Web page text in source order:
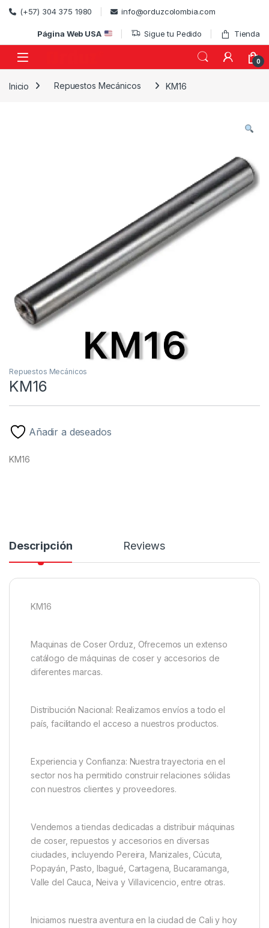
Skip to navigation
Skip to content
(+57) 304 375 1980 info@orduzcolombia.com
Página Web USA Sigue tu Pedido Tienda
0
Inicio Repuestos Mecánicos KM16
Repuestos Mecánicos
KM16
Añadir a deseados
KM16
Descripción Reviews
KM16
Maquinas de Coser Orduz, Ofrecemos un extenso
catálogo de máquinas de coser y accesorios de
diferentes marcas.
Distribución Nacional: Realizamos envíos a todo el
país, facilitando el acceso a nuestros productos.
Experiencia y Confianza: Nuestra trayectoria en el
sector nos ha permitido construir relaciones sólidas
con nuestros clientes y proveedores.
Vendemos a tiendas dedicadas a distribuir máquinas
de coser, repuestos y accesorios en diversas
ciudades, incluyendo Pereira, Manizales, Cúcuta,
Popayán, Pasto, Ibagué, Cartagena, Bucaramanga,
Valle del Cauca, Neiva y Villavicencio, entre otras.
Iniciamos nuestra aventura en la ciudad de Cali y hoy